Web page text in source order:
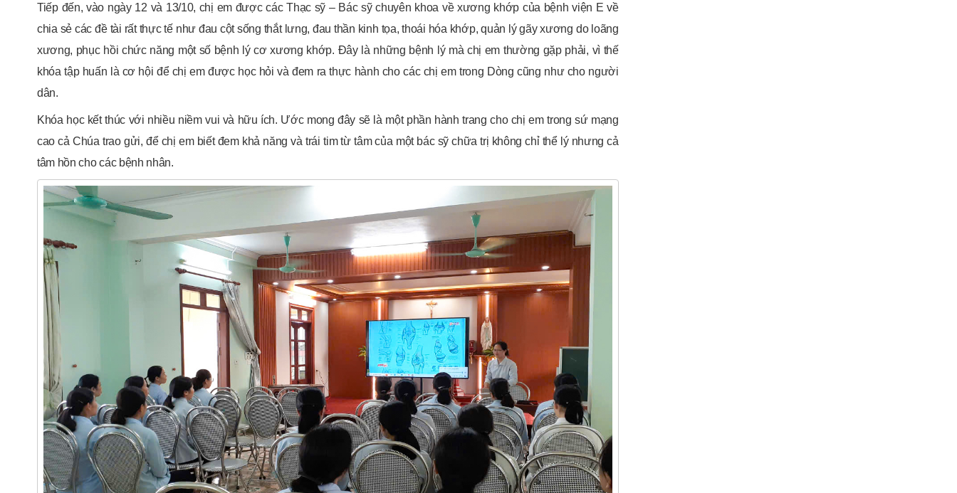
Tiếp đến, vào ngày 12 và 13/10, chị em được các Thạc sỹ – Bác sỹ chuyên khoa về xương khớp của bệnh viện E về
chia sẻ các đề tài rất thực tế như đau cột sống thắt lưng, đau thần kinh tọa, thoái hóa khớp, quản lý gãy xương do loãng
xương, phục hồi chức năng một số bệnh lý cơ xương khớp. Đây là những bệnh lý mà chị em thường gặp phải, vì thế
khóa tập huấn là cơ hội để chị em được học hỏi và đem ra thực hành cho các chị em trong Dòng cũng như cho người
dân.
Khóa học kết thúc với nhiều niềm vui và hữu ích. Ước mong đây sẽ là một phần hành trang cho chị em trong sứ mạng
cao cả Chúa trao gửi, để chị em biết đem khả năng và trái tim từ tâm của một bác sỹ chữa trị không chỉ thể lý nhưng cả
tâm hồn cho các bệnh nhân.